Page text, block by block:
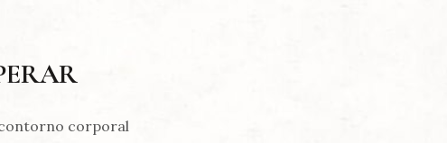
corporal